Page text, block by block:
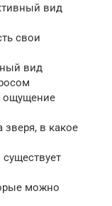
вид
свои
вид
ощущение
зверя, в какое
можно